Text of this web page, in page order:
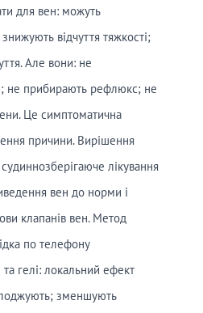
для вен: можуть
відчуття тяжкості;
Але вони: не
не прибирають рефлюкс; не
Це симптоматична
причини. Вирішення
лікування
вен до норми і
клапанів вен. Метод
по телефону
гелі: локальний ефект
зменшують